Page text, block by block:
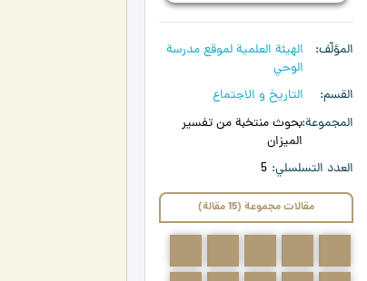
المؤلّف
الهیئة العلمیة لموقع مدرسة
الوحي
القسم
التاريخ و الاجتماع
المجموعةبحوث منتخبة من تفسير
الميزان
العدد التسلسلي 5
مقالات مجموعة (15 مقالة)